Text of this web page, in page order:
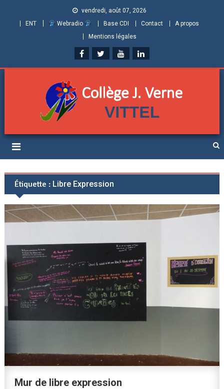
vendredi, août 07, 2026
ENT
Webradio Base CDI Contact
A propos
Mentions légales
Collège Jules Verne de
Vittel (Vosges)
Étiquette : Libre Expression
Mur de libre expression